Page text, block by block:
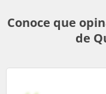
Conoce que
de